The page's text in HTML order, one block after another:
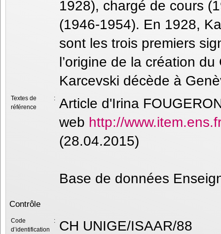
1928), chargé de cours
(1946-1954). En 1928,
sont les trois premiers
l’origine de la création
Karcevski décède à
Textes de
référence
: Article d'Irina
web http://
(28.04.2015)
Base de données
Contrôle
Code
d’identification
: CH UNIGE/ISAAR/88